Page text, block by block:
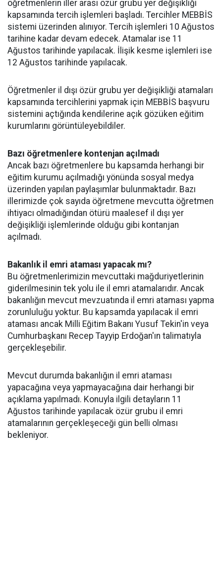
öğretmenlerin iller arası özür grubu yer değişikliği
kapsamında tercih işlemleri başladı. Tercihler MEBBİS
sistemi üzerinden alınıyor. Tercih işlemleri 10 Ağustos
tarihine kadar devam edecek. Atamalar ise 11
Ağustos tarihinde yapılacak. İlişik kesme işlemleri ise
12 Ağustos tarihinde yapılacak.
Öğretmenler il dışı özür grubu yer değişikliği atamaları
kapsamında tercihlerini yapmak için MEBBİS başvuru
sistemini açtığında kendilerine açık gözüken eğitim
kurumlarını görüntüleyebildiler.
Bazı öğretmenlere kontenjan açılmadı
Ancak bazı öğretmenlere bu kapsamda herhangi bir
eğitim kurumu açılmadığı yönünda sosyal medya
üzerinden yapılan paylaşımlar bulunmaktadır. Bazı
illerimizde çok sayıda öğretmene mevcutta öğretmen
ihtiyacı olmadığından ötürü maalesef il dışı yer
değişikliği işlemlerinde olduğu gibi kontanjan
açılmadı.
Bakanlık il emri ataması yapacak mı?
Bu öğretmenlerimizin mevcuttaki mağduriyetlerinin
giderilmesinin tek yolu ile il emri atamalarıdır. Ancak
bakanlığın mevcut mevzuatında il emri ataması yapma
zorunluluğu yoktur. Bu kapsamda yapılacak il emri
ataması ancak Milli Eğitim Bakanı Yusuf Tekin'in veya
Cumhurbaşkanı Recep Tayyip Erdoğan'ın talimatıyla
gerçekleşebilir.
Mevcut durumda bakanlığın il emri ataması
yapacağına veya yapmayacağına dair herhangi bir
açıklama yapılmadı. Konuyla ilgili detayların 11
Ağustos tarihinde yapılacak özür grubu il emri
atamalarının gerçekleşeceği gün belli olması
bekleniyor.